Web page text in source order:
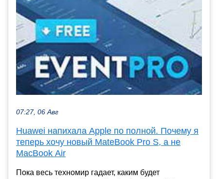
07:27, 06 Авг
Huawei напихала Apple по полной. Почему я
теперь хочу новый MateBook Pro S, а не
MacBook Air
Пока весь техномир гадает, каким будет